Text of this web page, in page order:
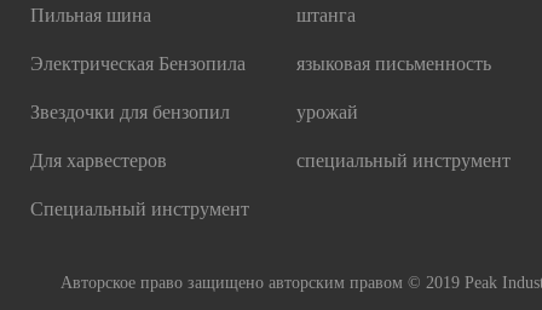
Пильная шинa
Электрическая Бензопила
Звездочки для бензопил
Для харвестеров
Специальный инструмент
штанга
языковая письменность
урожай
специальный инструмент
Авторское право защищено авторским правом © 2019 Peak